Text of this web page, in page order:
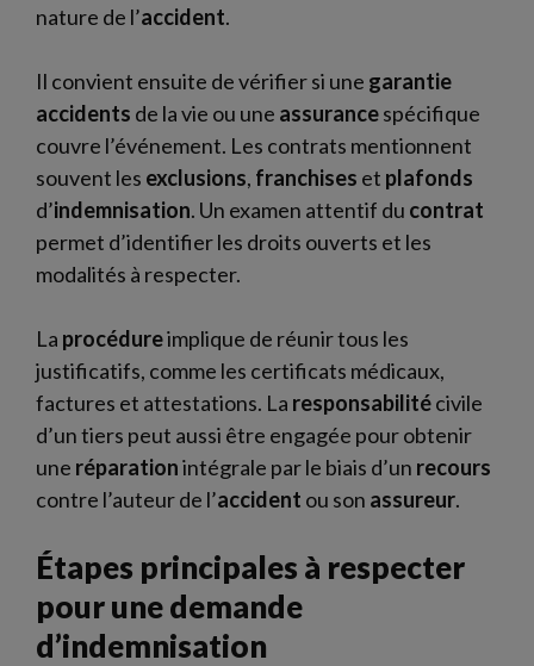
nature de l’accident.
Il convient ensuite de vérifier si une garantie
accidents de la vie ou une assurancespécifique
couvre l’événement. Les contrats mentionnent
souvent les exclusions, franchises et plafonds
d’indemnisation. Un examen attentif du contrat
permet d’identifier les droits ouverts et les
modalités à respecter.
La procédureimplique de réunir tous les
justificatifs, comme les certificats médicaux,
factures et attestations. La responsabilitécivile
d’un tiers peut aussi être engagée pour obtenir
une réparationintégrale par le biais d’un recours
contre l’auteur de l’accident ou son assureur.
Étapes principales à respecter
pour une demande
d’indemnisation